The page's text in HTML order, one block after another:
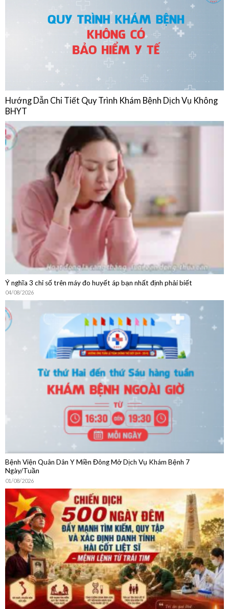
Hướng Dẫn Chi Tiết Quy Trình Khám Bệnh Dịch Vụ Không
BHYT
Ý nghĩa 3 chỉ số trên máy đo huyết áp bạn nhất định phải biết
04/08/2026
Bệnh Viện Quân Dân Y Miền Đông Mở Dịch Vụ Khám Bệnh 7
Ngày/Tuần
01/08/2026